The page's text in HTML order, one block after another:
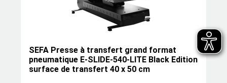
SEFA Presse à transfert grand format
pneumatique E-SLIDE-540-LITE Black Edition
surface de transfert 40 x 50 cm